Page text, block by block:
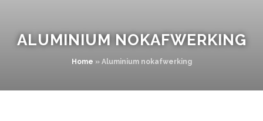
ALUMINIUM NOKAFWERKING
Home » Aluminium nokafwerking